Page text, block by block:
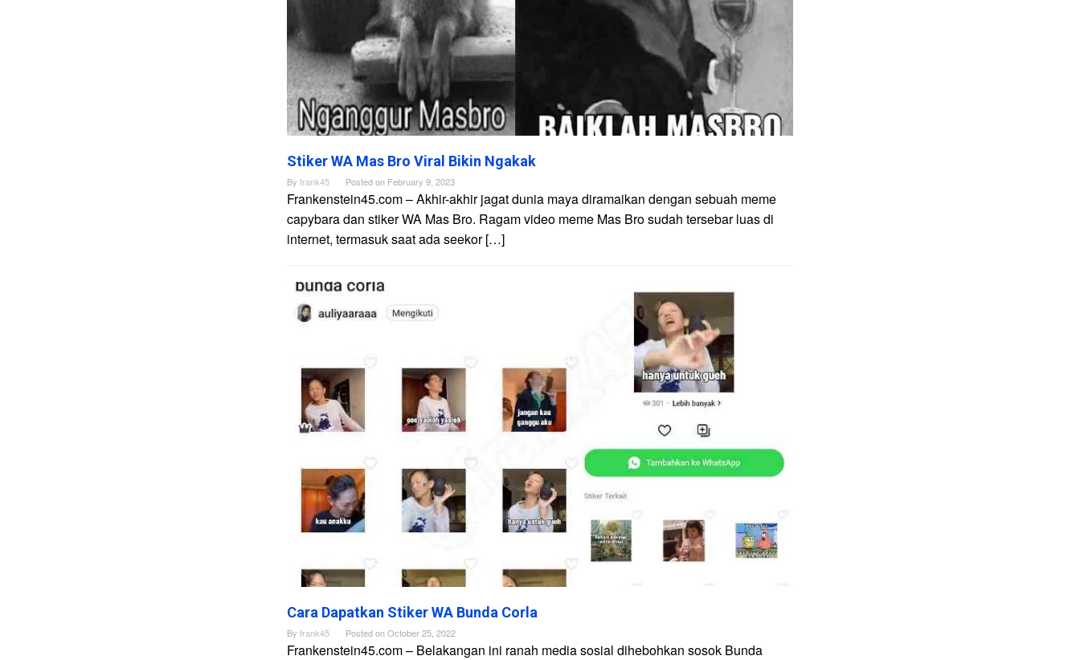
Stiker WA Mas Bro Viral Bikin Ngakak
By frank45 Posted on February 9, 2023
Frankenstein45.com – Akhir-akhir jagat dunia maya diramaikan dengan sebuah meme
capybara dan stiker WA Mas Bro. Ragam video meme Mas Bro sudah tersebar luas di
internet, termasuk saat ada seekor […]
Cara Dapatkan Stiker WA Bunda Corla
By frank45 Posted onOctober 25, 2022
Frankenstein45.com – Belakangan ini ranah media sosial dihebohkan sosok Bunda